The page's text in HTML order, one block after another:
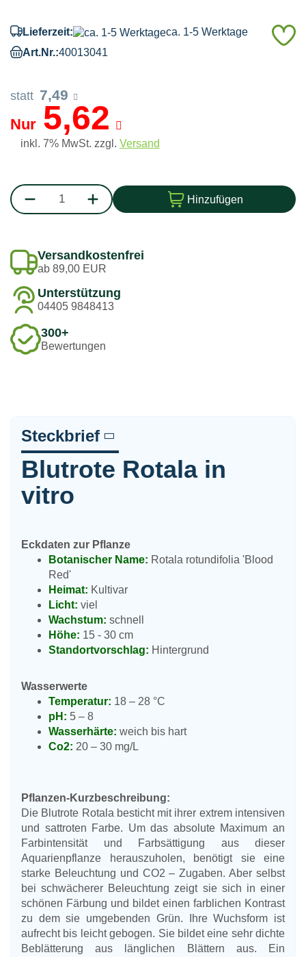
Lieferzeit:
ca. 1-5 Werktage
Art.Nr.:40013041
statt 7,49
Nur 5,62
inkl. 7% MwSt. zzgl. Versand
Hinzufügen
Versandkostenfrei
ab 89,00 EUR
Unterstützung
04405 9848413
300+
Bewertungen
Steckbrief
Blutrote Rotala in
vitro
Eckdaten zur Pflanze
Botanischer Name: Rotala rotundifolia 'Blood
Red'
Heimat: Kultivar
Licht: viel
Wachstum: schnell
Höhe: 15 - 30 cm
Standortvorschlag: Hintergrund
Wasserwerte
Temperatur: 18 – 28 °C
pH: 5 – 8
Wasserhärte: weich bis hart
Co2: 20 – 30 mg/L
Pflanzen-Kurzbeschreibung:
Die Blutrote Rotala besticht mit ihrer extrem intensiven
und sattroten Farbe. Um das absolute Maximum an
Farbintensität und Farbsättigung aus dieser
Aquarienpflanze herauszuholen, benötigt sie eine
starke Beleuchtung und CO2 – Zugaben. Aber selbst
bei schwächerer Beleuchtung zeigt sie sich in einer
schönen Färbung und bildet einen farblichen Kontrast
zu dem sie umgebenden Grün. Ihre Wuchsform ist
aufrecht bis leicht gebogen. Sie bildet eine sehr dichte
Beblätterung aus länglichen Blättern aus. Ein